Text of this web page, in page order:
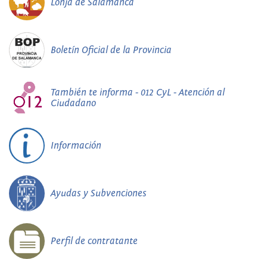
Boletín Oficial de la Provincia
También te informa - 012 CyL - Atención al
Ciudadano
Información
Ayudas y Subvenciones
Perfil de contratante